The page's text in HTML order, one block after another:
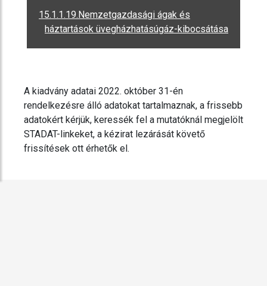
15.1.1.19.Nemzetgazdasági ágak és
háztartások üvegházhatásúgáz-kibocsátása
A kiadvány adatai 2022. október 31-én
rendelkezésre álló adatokat tartalmaznak, a frissebb
adatokért kérjük, keressék fel a mutatóknál megjelölt
STADAT-linkeket, a kézirat lezárását követő
frissítések ott érhetők el.